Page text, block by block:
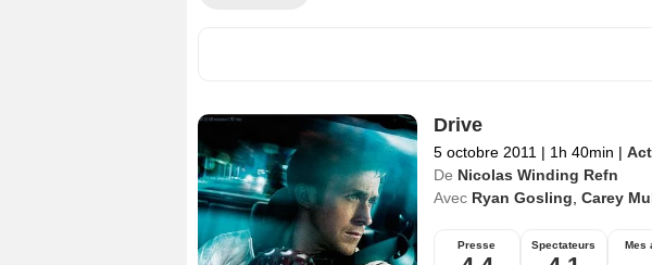
Drive
5 octobre 2011 | 1h 40min |
De Nicolas Winding Refn
Avec Ryan Gosling Carey
Presse Spectateurs Mes